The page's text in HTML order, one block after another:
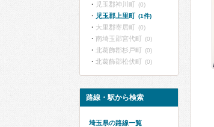
児玉郡神川町 (0)
児玉郡上里町 (1件)
大里郡寄居町 (0)
南埼玉郡宮代町 (0)
北葛飾郡杉戸町 (0)
北葛飾郡松伏町 (0)
路線・駅から検索
埼玉県の路線一覧